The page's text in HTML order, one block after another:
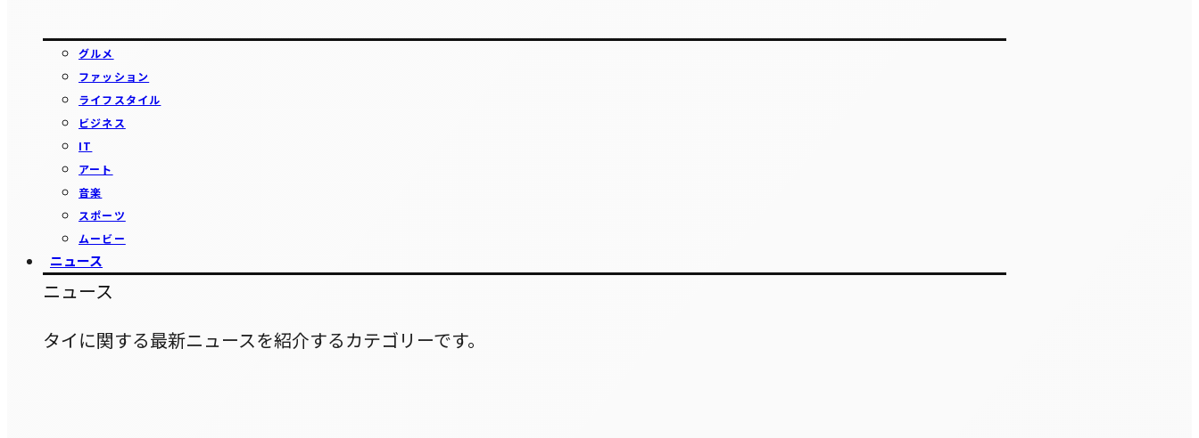
グルメ
ファッション
ライフスタイル
ビジネス
IT
アート
音楽
スポーツ
ムービー
ニュース
ニュース
タイに関する最新ニュースを紹介するカテゴリーです。